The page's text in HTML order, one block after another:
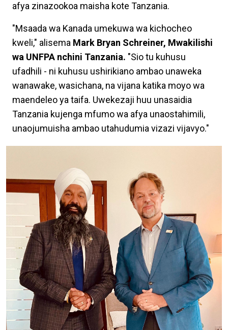
afya zinazookoa maisha kote Tanzania.
"Msaada wa Kanada umekuwa wa kichocheo
kweli," alisema Mark Bryan Schreiner, Mwakilishi
wa UNFPA nchini Tanzania. "Sio tu kuhusu
ufadhili - ni kuhusu ushirikiano ambao unaweka
wanawake, wasichana, na vijana katika moyo wa
maendeleo ya taifa. Uwekezaji huu unasaidia
Tanzania kujenga mfumo wa afya unaostahimili,
unaojumuisha ambao utahudumia vizazi vijavyo."